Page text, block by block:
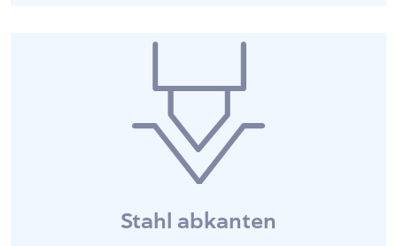
Stahl abkanten